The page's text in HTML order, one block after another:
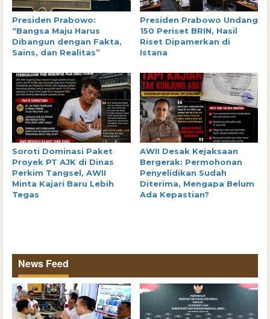
Presiden Prabowo:
“Bangsa Maju Harus
Dibangun dengan Fakta,
Sains, dan Realitas”
Presiden Prabowo Undang
150 Periset BRIN, Hasil
Riset Dipamerkan di
Istana
Soroti Dominasi Paket
Proyek PT AJK di Dinas
Perkim Tangsel, AWII
Minta Kajari Baru Lebih
Tegas
AWII Desak Kejaksaan
Bergerak: Permohonan
Penyelidikan Sudah
Diterima, Mengapa Belum
Ada Kepastian?
News Feed